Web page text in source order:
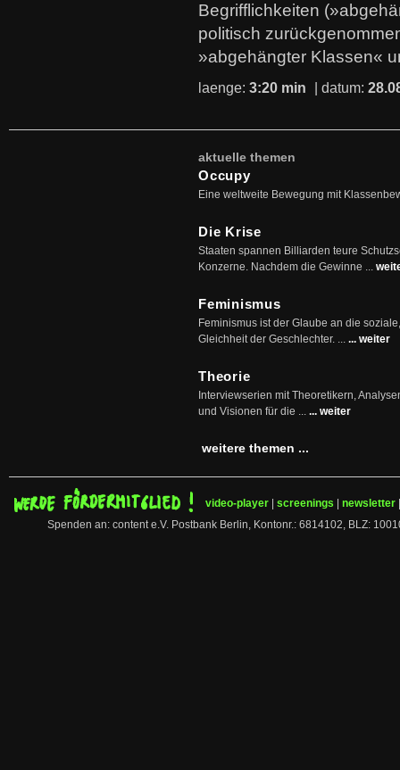
Begrifflichkeiten
politisch
»abgehängter Klassen«
laenge: 3:20 min | datum:
aktuelle themen
Occupy
Eine weltweite Bewegung mit
Die Krise
Staaten spannen Billiarden teure
Konzerne. Nachdem die Gewinne ...
Feminismus
Feminismus ist der Glaube an die
Gleichheit der Geschlechter. ... ... weiter
Theorie
Interviewserien mit Theoretikern,
und Visionen für die ... ... weiter
weitere themen ...
video-player screenings newsletter
Spenden an: content e.V. Postbank Berlin, Kontonr.: 6814102, BLZ: